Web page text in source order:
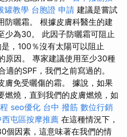
罐教學 台胞證 申請 建議是嘗試
防曬霜。 根據皮膚科醫生的建
少為30。 此因子防曬霜可阻止
，100％沒有太陽可以阻止
原因。 專家建議使用至少30種
的SPF，我們之前寫過的。
膚免受曬傷的霜。 據說，如果
燃燒，直到我們的皮膚燃燒，如
seo優化 台中 撥筋 數位行銷
西屯區按摩推薦 在這種情況下，
個因素，這意味著在我們的情